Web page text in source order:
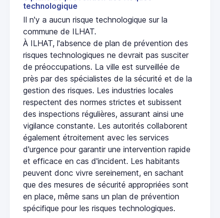
technologique
Il n'y a aucun risque technologique sur la
commune de ILHAT.
À ILHAT, l'absence de plan de prévention des
risques technologiques ne devrait pas susciter
de préoccupations. La ville est surveillée de
près par des spécialistes de la sécurité et de la
gestion des risques. Les industries locales
respectent des normes strictes et subissent
des inspections régulières, assurant ainsi une
vigilance constante. Les autorités collaborent
également étroitement avec les services
d'urgence pour garantir une intervention rapide
et efficace en cas d'incident. Les habitants
peuvent donc vivre sereinement, en sachant
que des mesures de sécurité appropriées sont
en place, même sans un plan de prévention
spécifique pour les risques technologiques.